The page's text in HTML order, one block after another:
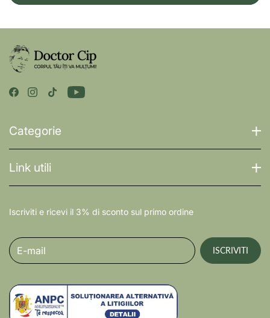
Categorie
Link utili
Iscriviti e ricevi il 3% di sconto sul primo ordine
E-mail
ISCRIVITI